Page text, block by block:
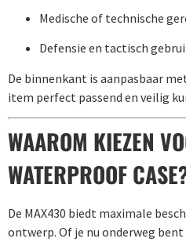
Medische of technische
Defensie en tactisch
De binnenkant is aanpasbaar
item perfect passend en veilig
WAAROM KIEZEN
WATERPROOF
De MAX430 biedt maximale
ontwerp. Of je nu onderweg